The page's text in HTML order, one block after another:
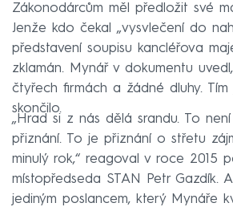
Zákonodárcům měl předložit své
Jenže kdo čekal „vysvlečení do
představení soupisu kancléřova
zklamán. Mynář v dokumentu
čtyřech firmách a žádné dluhy. Tím
skončilo.
„Hrad si z nás dělá srandu. To
přiznání. To je přiznání o střetu
minulý rok,“ reagoval v roce 2015
místopředseda STAN Petr Gazdík.
jediným poslancem, který Mynáře